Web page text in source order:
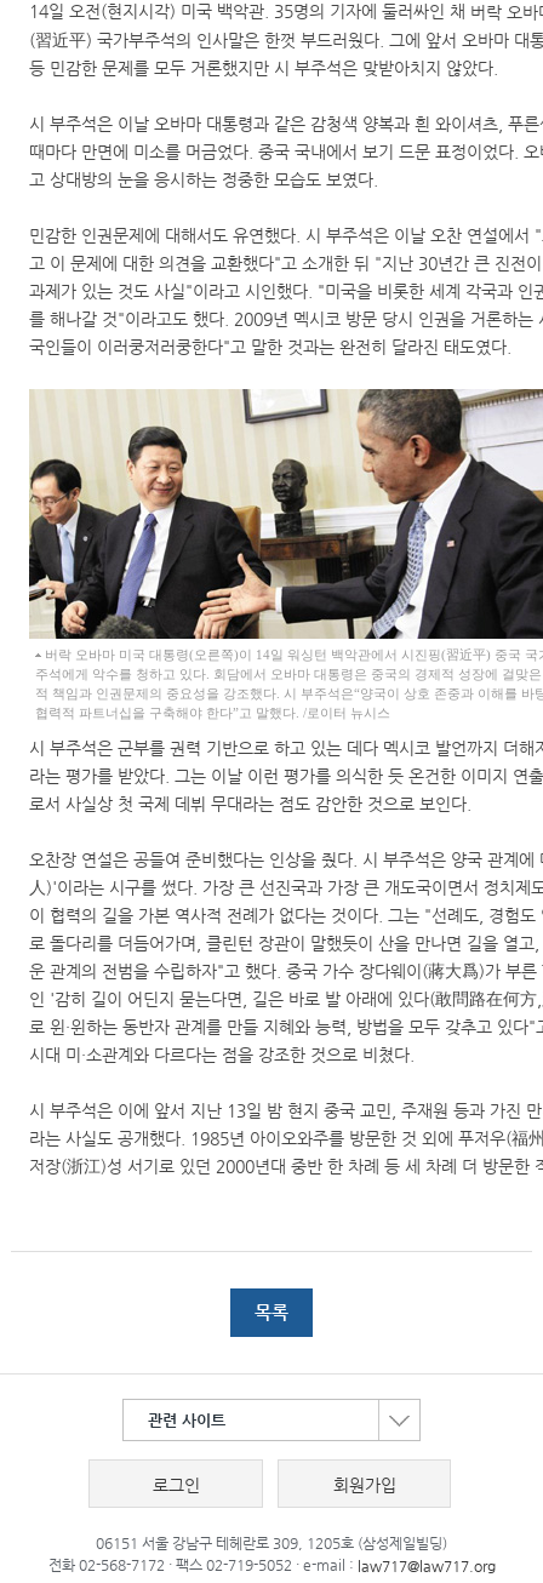
14일 오전(현지시각) 미국 백악관. 35명의 기자에 둘러싸인 채 버락 오바
(習近平) 국가부주석의 인사말은 한껏 부드러웠다. 그에 앞서 오바마 대
등 민감한 문제를 모두 거론했지만 시 부주석은 맞받아치지 않았다.
시 부주석은 이날 오바마 대통령과 같은 감청색 양복과 흰 와이셔츠, 푸
때마다 만면에 미소를 머금었다. 중국 국내에서 보기 드문 표정이었다.
고 상대방의 눈을 응시하는 정중한 모습도 보였다.
민감한 인권문제에 대해서도 유연했다. 시 부주석은 이날 오찬 연설에서
고 이 문제에 대한 의견을 교환했다"고 소개한 뒤 "지난 30년간 큰 진전
과제가 있는 것도 사실"이라고 시인했다. "미국을 비롯한 세계 각국과 인
를 해나갈 것"이라고도 했다. 2009년 멕시코 방문 당시 인권을 거론하는
국인들이 이러쿵저러쿵한다"고 말한 것과는 완전히 달라진 태도였다.
버락 오바마 미국 대통령(오른쪽)이 14일 워싱턴 백악관에서 시진핑(習近平) 중국 국
주석에게 악수를 청하고 있다. 회담에서 오바마 대통령은 중국의 경제적 성장에 걸맞
적 책임과 인권문제의 중요성을 강조했다. 시 부주석은“양국이 상호 존중과 이해를 바
협력적 파트너십을 구축해야 한다”고 말했다. /로이터 뉴시스
시 부주석은 군부를 권력 기반으로 하고 있는 데다 멕시코 발언까지 더
라는 평가를 받았다. 그는 이날 이런 평가를 의식한 듯 온건한 이미지 연
로서 사실상 첫 국제 데뷔 무대라는 점도 감안한 것으로 보인다.
오찬장 연설은 공들여 준비했다는 인상을 줬다. 시 부주석은 양국 관계
人)'이라는 시구를 썼다. 가장 큰 선진국과 가장 큰 개도국이면서 정치제
이 협력의 길을 가본 역사적 전례가 없다는 것이다. 그는 "선례도, 경험
로 돌다리를 더듬어가며, 클린턴 장관이 말했듯이 산을 만나면 길을 열
운 관계의 전범을 수립하자"고 했다. 중국 가수 장다웨이(蔣大爲)가 부
인 '감히 길이 어딘지 묻는다면, 길은 바로 발 아래에 있다(敢問路在何
로 윈·윈하는 동반자 관계를 만들 지혜와 능력, 방법을 모두 갖추고 있다
시대 미·소관계와 다르다는 점을 강조한 것으로 비쳤다.
시 부주석은 이에 앞서 지난 13일 밤 현지 중국 교민, 주재원 등과 가진
라는 사실도 공개했다. 1985년 아이오와주를 방문한 것 외에 푸저우(福
저장(浙江)성 서기로 있던 2000년대 중반 한 차례 등 세 차례 더 방문한
목록
관련 사이트
로그인 회원가입
06151 서울 강남구 테헤란로 309, 1205호 (삼성제일빌딩)
전화 02-568-7172 · 팩스 02-719-5052 · e-mail : law717@law717.org